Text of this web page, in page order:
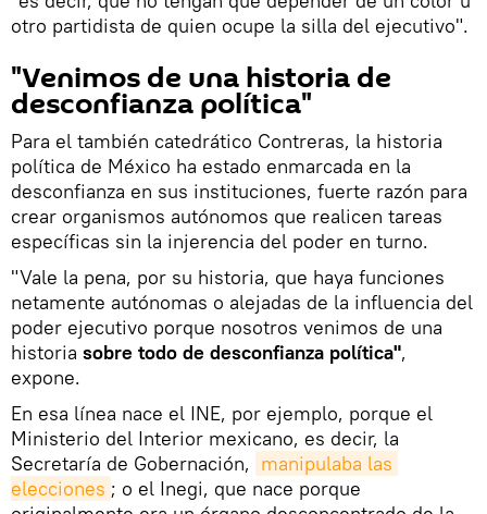
otro partidista de quien ocupe la silla del ejecutivo".
"Venimos de una historia de
desconfianza política"
Para el también catedrático Contreras, la historia
política de México ha estado enmarcada en la
desconfianza en sus instituciones, fuerte razón para
crear organismos autónomos que realicen tareas
específicas sin la injerencia del poder en turno.
"Vale la pena, por su historia, que haya funciones
netamente autónomas o alejadas de la influencia del
poder ejecutivo porque nosotros venimos de una
historia sobre todo de desconfianza política",
expone.
En esa línea nace el INE, por ejemplo, porque el
Ministerio del Interior mexicano, es decir, la
Secretaría de Gobernación, manipulaba las
elecciones ; o el Inegi, que nace porque